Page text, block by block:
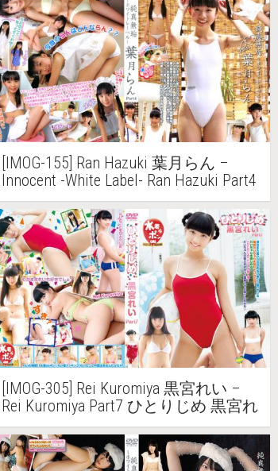
[IMOG-155] Ran Hazuki 葉月らん –
Innocent -White Label- Ran Hazuki Part4
純真無垢 -ホワイトレーベル- 葉月ら
ん Part4
[IMOG-305] Rei Kuromiya 黒宮れい –
Rei Kuromiya Part7 ひとりじめ 黒宮れ
い Part7